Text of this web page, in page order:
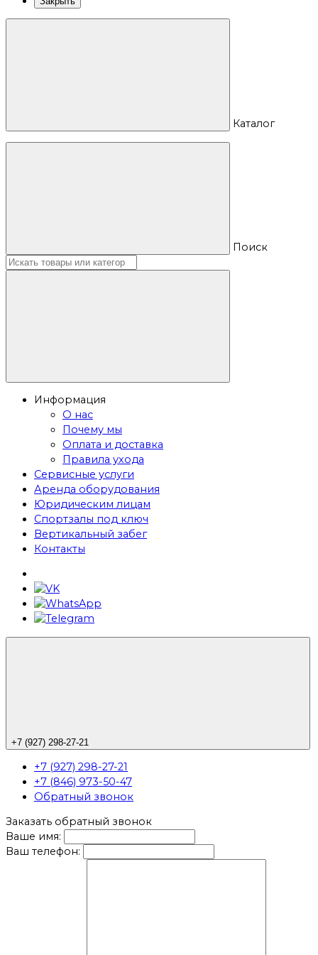
Каталог
Поиск
Информация
О нас
Почему мы
Оплата и доставка
Правила ухода
Сервисные услуги
Аренда оборудования
Юридическим лицам
Спортзалы под ключ
Вертикальный забег
Контакты
+7 (927) 298-27-21
+7 (927) 298-27-21
+7 (846) 973-50-47
Обратный звонок
Заказать обратный звонок
Ваше имя:
Ваш телефон: